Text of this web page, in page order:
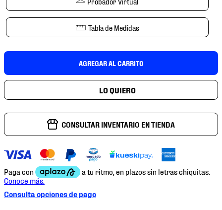
Tabla de Medidas
AGREGAR AL CARRITO
CONSULTAR INVENTARIO EN TIENDA
Consulta opciones de pago
9.
tenis niño